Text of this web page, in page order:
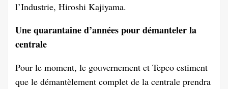
l’Industrie, Hiroshi Kajiyama.
Une quarantaine d’années pour démanteler la
centrale
Pour le moment, le gouvernement et Tepco estiment
que le démantèlement complet de la centrale prendra